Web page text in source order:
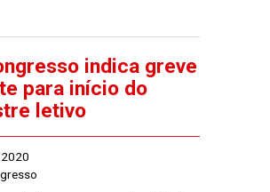
indica greve
para início do
letivo